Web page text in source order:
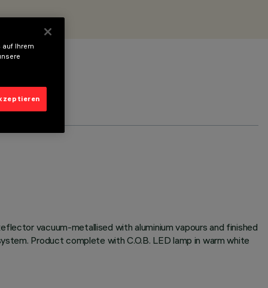
vacuum-metallised with aluminium vapours and finished
Product complete with C.O.B. LED lamp in warm white
auf Ihrem